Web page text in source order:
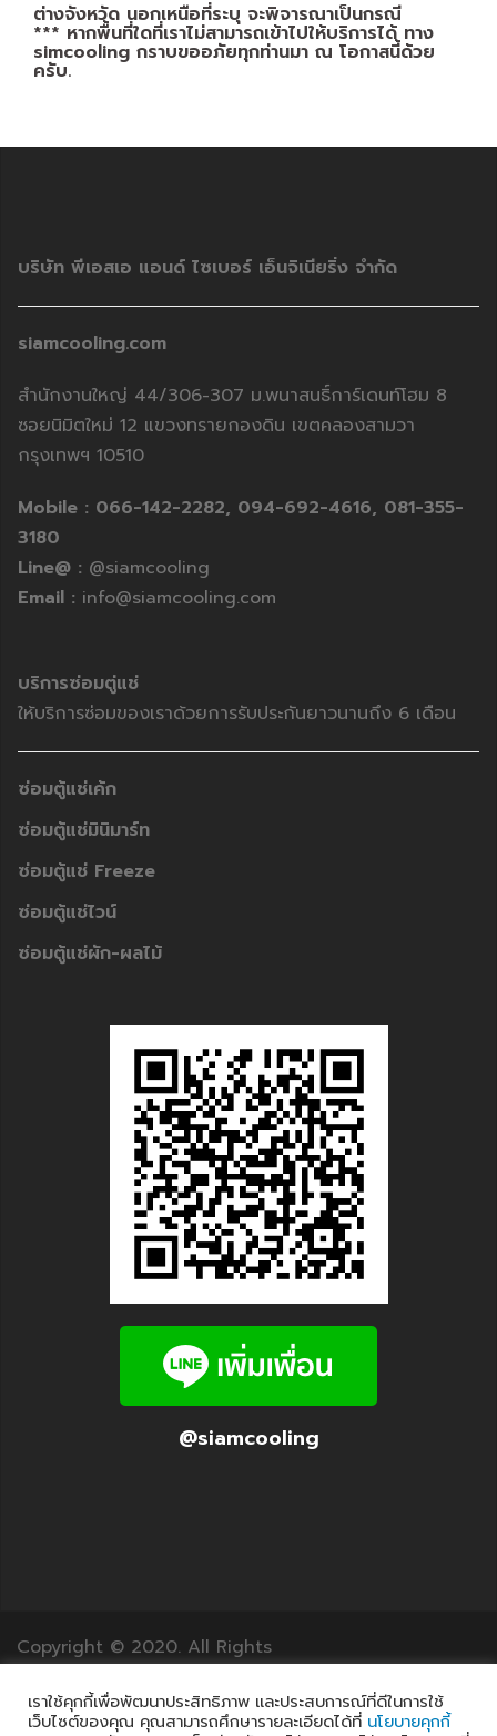
ต่างจังหวัด นอกเหนือที่ระบุ จะพิจารณาเป็นกรณี
*** หากพื้นที่ใดที่เราไม่สามารถเข้าไปให้บริการได้ ทาง
simcooling กราบขออภัยทุกท่านมา ณ โอกาสนี้ด้วย
ครับ.
บริษัท พีเอสเอ แอนด์ ไซเบอร์ เอ็นจิเนียริ่ง จำกัด
siamcooling.com
สำนักงานใหญ่ 44/306-307 ม.พนาสนธิ์การ์เดนท์โฮม 8
ซอยนิมิตใหม่ 12 แขวงทรายกองดิน เขตคลองสามวา
กรุงเทพฯ 10510
Mobile : 066-142-2282, 094-692-4616, 081-355-
3180
Line@ : @siamcooling
Email : info@siamcooling.com
บริการซ่อมตู่แช่
ให้บริการซ่อมของเราด้วยการรับประกันยาวนานถึง 6 เดือน
ซ่อมตู้แช่เค้ก
ซ่อมตู้แช่มินิมาร์ท
ซ่อมตู้แช่ Freeze
ซ่อมตู้แช่ไวน์
ซ่อมตู้แช่ผัก-ผลไม้
@siamcooling
Copyright © 2020. All Rights
Reserved.12Translation.com
เราใช้คุกกี้เพื่อพัฒนาประสิทธิภาพ และประสบการณ์ที่ดีในการใช้
เว็บไซต์ของคุณ คุณสามารถศึกษารายละเอียดได้ที่ นโยบายคุกกี้